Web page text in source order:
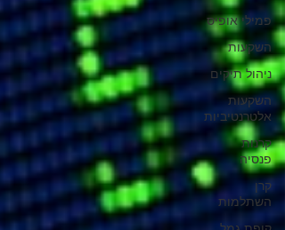
פמילי אופיס
השקעות
ניהול תיקים
השקעות
אלטרנטיביות
קרנות
פנסיה
קרן
השתלמות